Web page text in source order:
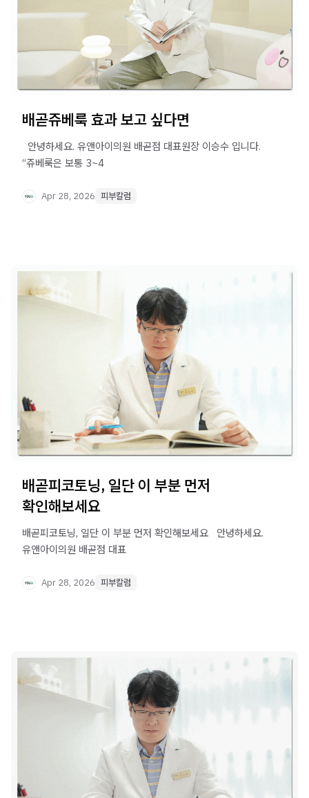
배곧쥬베룩 효과 보고 싶다면
​ ​ 안녕하세요. 유앤아이의원 배곧점 대표원장 이승수 입니다. ​
“쥬베룩은 보통 3~4
Apr 28, 2026 피부칼럼
배곧피코토닝, 일단 이 부분 먼저
확인해보세요
배곧피코토닝, 일단 이 부분 먼저 확인해보세요 ​ ​ 안녕하세요.
유앤아이의원 배곧점 대표
Apr 28, 2026 피부칼럼